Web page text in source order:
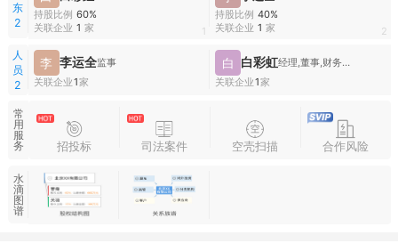
东
2
持股比例 60%
关联企业 1 家 1
持股比例 40%
关联企业 1 家 2
人
员
2
李 李运全监事
关联企业1家
白 白彩虹
经理,董事,财务负责人
关联企业1家
常
用
服
务
招投标 司法案件 空壳扫描 合作风险
水
滴
图
谱